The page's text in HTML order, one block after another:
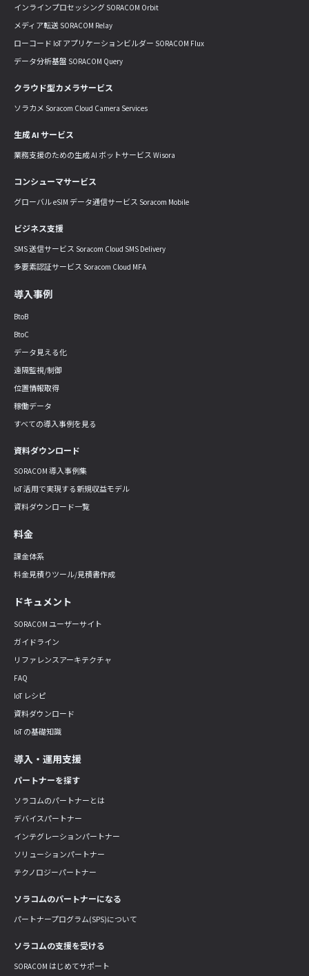
インラインプロセッシング SORACOM Orbit
メディア転送 SORACOM Relay
ローコード IoT アプリケーションビルダー SORACOM Flux
データ分析基盤 SORACOM Query
クラウド型カメラサービス
ソラカメ Soracom Cloud Camera Services
生成 AI サービス
業務支援のための生成 AI ボットサービス Wisora
コンシューマサービス
グローバル eSIM データ通信サービス Soracom Mobile
ビジネス支援
SMS 送信サービス Soracom Cloud SMS Delivery
多要素認証サービス Soracom Cloud MFA
導入事例
BtoB
BtoC
データ見える化
遠隔監視/制御
位置情報取得
稼働データ
すべての導入事例を見る
資料ダウンロード
SORACOM 導入事例集
IoT 活用で実現する新規収益モデル
資料ダウンロード一覧
料金
課金体系
料金見積りツール/見積書作成
ドキュメント
SORACOM ユーザーサイト
ガイドライン
リファレンスアーキテクチャ
FAQ
IoT レシピ
資料ダウンロード
IoT の基礎知識
導入・運用支援
パートナーを探す
ソラコムのパートナーとは
デバイスパートナー
インテグレーションパートナー
ソリューションパートナー
テクノロジーパートナー
ソラコムのパートナーになる
パートナープログラム(SPS)について
ソラコムの支援を受ける
SORACOM はじめてサポート